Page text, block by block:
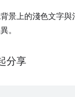
景上的淺色文字與
。
分享